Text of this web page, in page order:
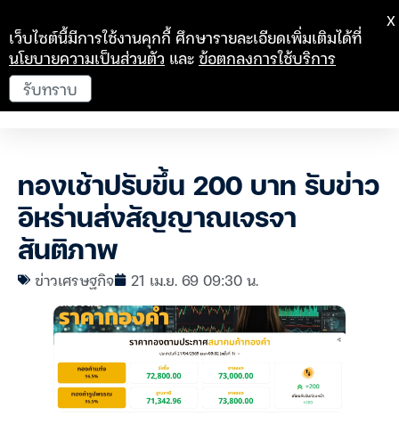
ทองเช้าปรับขึ้น 200 บาท รับข่าว
อิหร่านส่งสัญญาณเจรจา
สันติภาพ
ข่าวเศรษฐกิจ 21 เม.ย. 69 09:30 น.
เว็บไซต์นี้มีการใช้งานคุกกี้ ศึกษารายละเอียดเพิ่มเติมได้ที่
นโยบายความเป็นส่วนตัว และข้อตกลงการใช้บริการ
รับทราบ
X